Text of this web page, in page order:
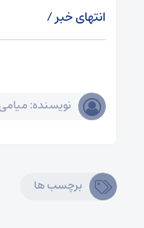
انتهای خبر /
نویسنده:
برچسب ها